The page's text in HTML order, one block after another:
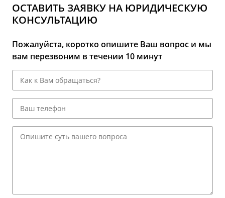
ОСТАВИТЬ ЗАЯВКУ НА ЮРИДИЧЕСКУЮ
КОНСУЛЬТАЦИЮ
Пожалуйста, коротко опишите Ваш вопрос и мы
вам перезвоним в течении 10 минут